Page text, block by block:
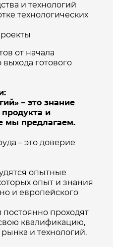
и технологий
технологических
от начала
готового
– это знание
продукта и
мы предлагаем.
– это доверие
опытные
опыт и знания
и европейского
проходят
квалификацию,
и технологий.